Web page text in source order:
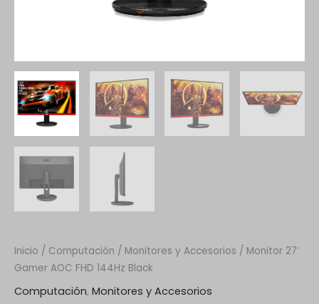
Inicio / Computación / Monitores y Accesorios / Monitor 27′
Gamer AOC FHD 144Hz Black
Computación, Monitores y Accesorios